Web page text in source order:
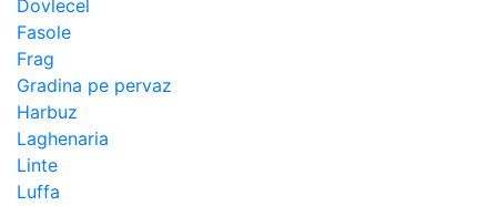
Dovlecel
Fasole
Frag
Gradina pe pervaz
Harbuz
Laghenaria
Linte
Luffa